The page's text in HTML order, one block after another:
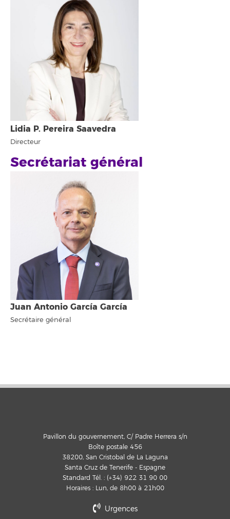
Lidia P. Pereira Saavedra
Directeur
Secrétariat général
Juan Antonio García García
Secrétaire général
Pavillon du gouvernement, C/ Padre Herrera s/n
Boîte postale 456
38200, San Cristobal de La Laguna
Santa Cruz de Tenerife - Espagne
Standard Tél. : (+34) 922 31 90 00
Horaires : Lun, de 8h00 à 21h00
Urgences